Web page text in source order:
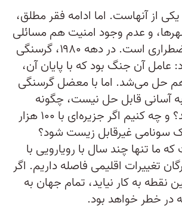
از آنهاست. اما ادامه فقر مطلق،
و عدم وجود امنیت هم مسائلی
به همان میزان اضطراری است. در دهه ۱۹۸۰، گرسنگی
عامل آن جنگ بود که با پایان آن،
حل می‌شد. اما با معضل گرسنگی
آسانی قابل حل نیست، چگونه
می‌توان روبرو شد؟ و چه کنیم اگر جزیره‌ای با ۱۰۰ هزار
سونامی غیرقابل زیست شود؟
ما تنها چند سال با رویارویی با
تغییرات اقلیمی فاصله داریم. اگر
نقطه به کار نیاید، تمام جهان به
در خطر خواهد بود.